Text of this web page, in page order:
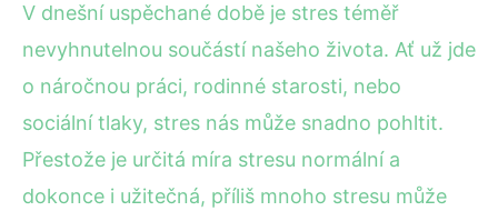
· 4 min čtení · Autor: Lenka Černá
V dnešní uspěchané době je stres téměř
nevyhnutelnou součástí našeho života. Ať už jde
o náročnou práci, rodinné starosti, nebo
sociální tlaky, stres nás může snadno pohltit.
Přestože je určitá míra stresu normální a
dokonce i užitečná, příliš mnoho stresu může